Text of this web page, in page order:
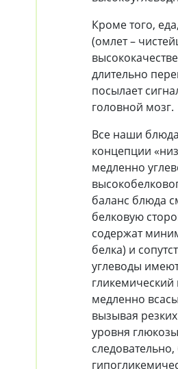
Кроме того,
(омлет –
длительно
посылает
головной мозг.
Все наши
концепции
медленно
баланс блюда
белковую
содержат
белка) и
углеводы
гликемический
медленно
вызывая
уровня
следовательно,